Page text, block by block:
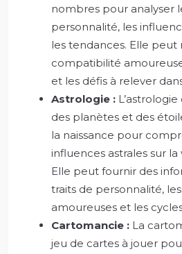
nombres pour analyser
personnalité, les
les tendances. Elle peut
compatibilité
et les défis à relever
Astrologie :
des planètes et des
la naissance pour
influences astrales sur la
Elle peut fournir des
traits de personnalité,
amoureuses et les
Cartomancie : La
jeu de cartes à jouer